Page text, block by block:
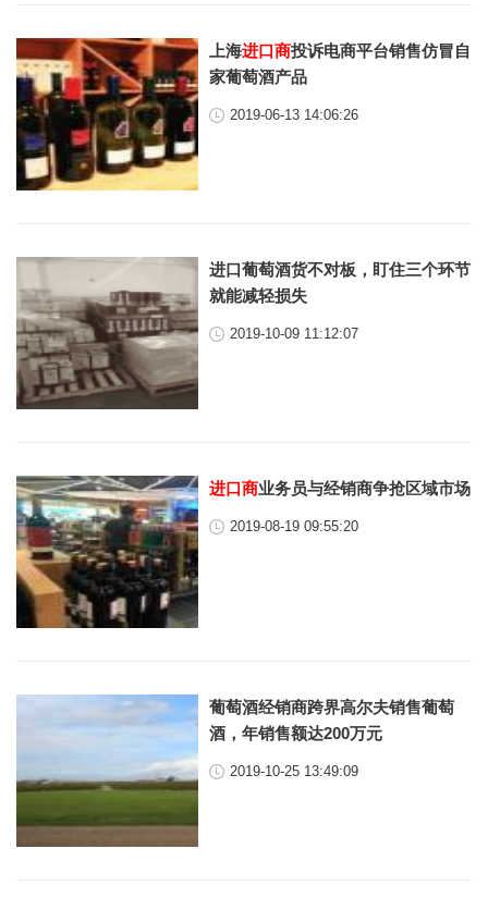
上海进口商投诉电商平台销售仿冒自
家葡萄酒产品
2019-06-13 14:06:26
进口葡萄酒货不对板，盯住三个环节
就能减轻损失
2019-10-09 11:12:07
进口商业务员与经销商争抢区域市场
2019-08-19 09:55:20
葡萄酒经销商跨界高尔夫销售葡萄
酒，年销售额达200万元
2019-10-25 13:49:09